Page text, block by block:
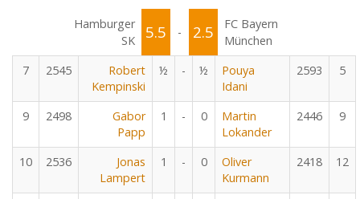
Hamburger
SK
5.5 - 2.5
FC Bayern
München
7
2545
Robert
Kempinski
½ - ½
Pouya
Idani
2593 5
9 2498
Gabor
Papp
1 - 0
Martin
Lokander
2446 9
10 2536
Jonas
Lampert
1 - 0
Oliver
Kurmann
2418 12